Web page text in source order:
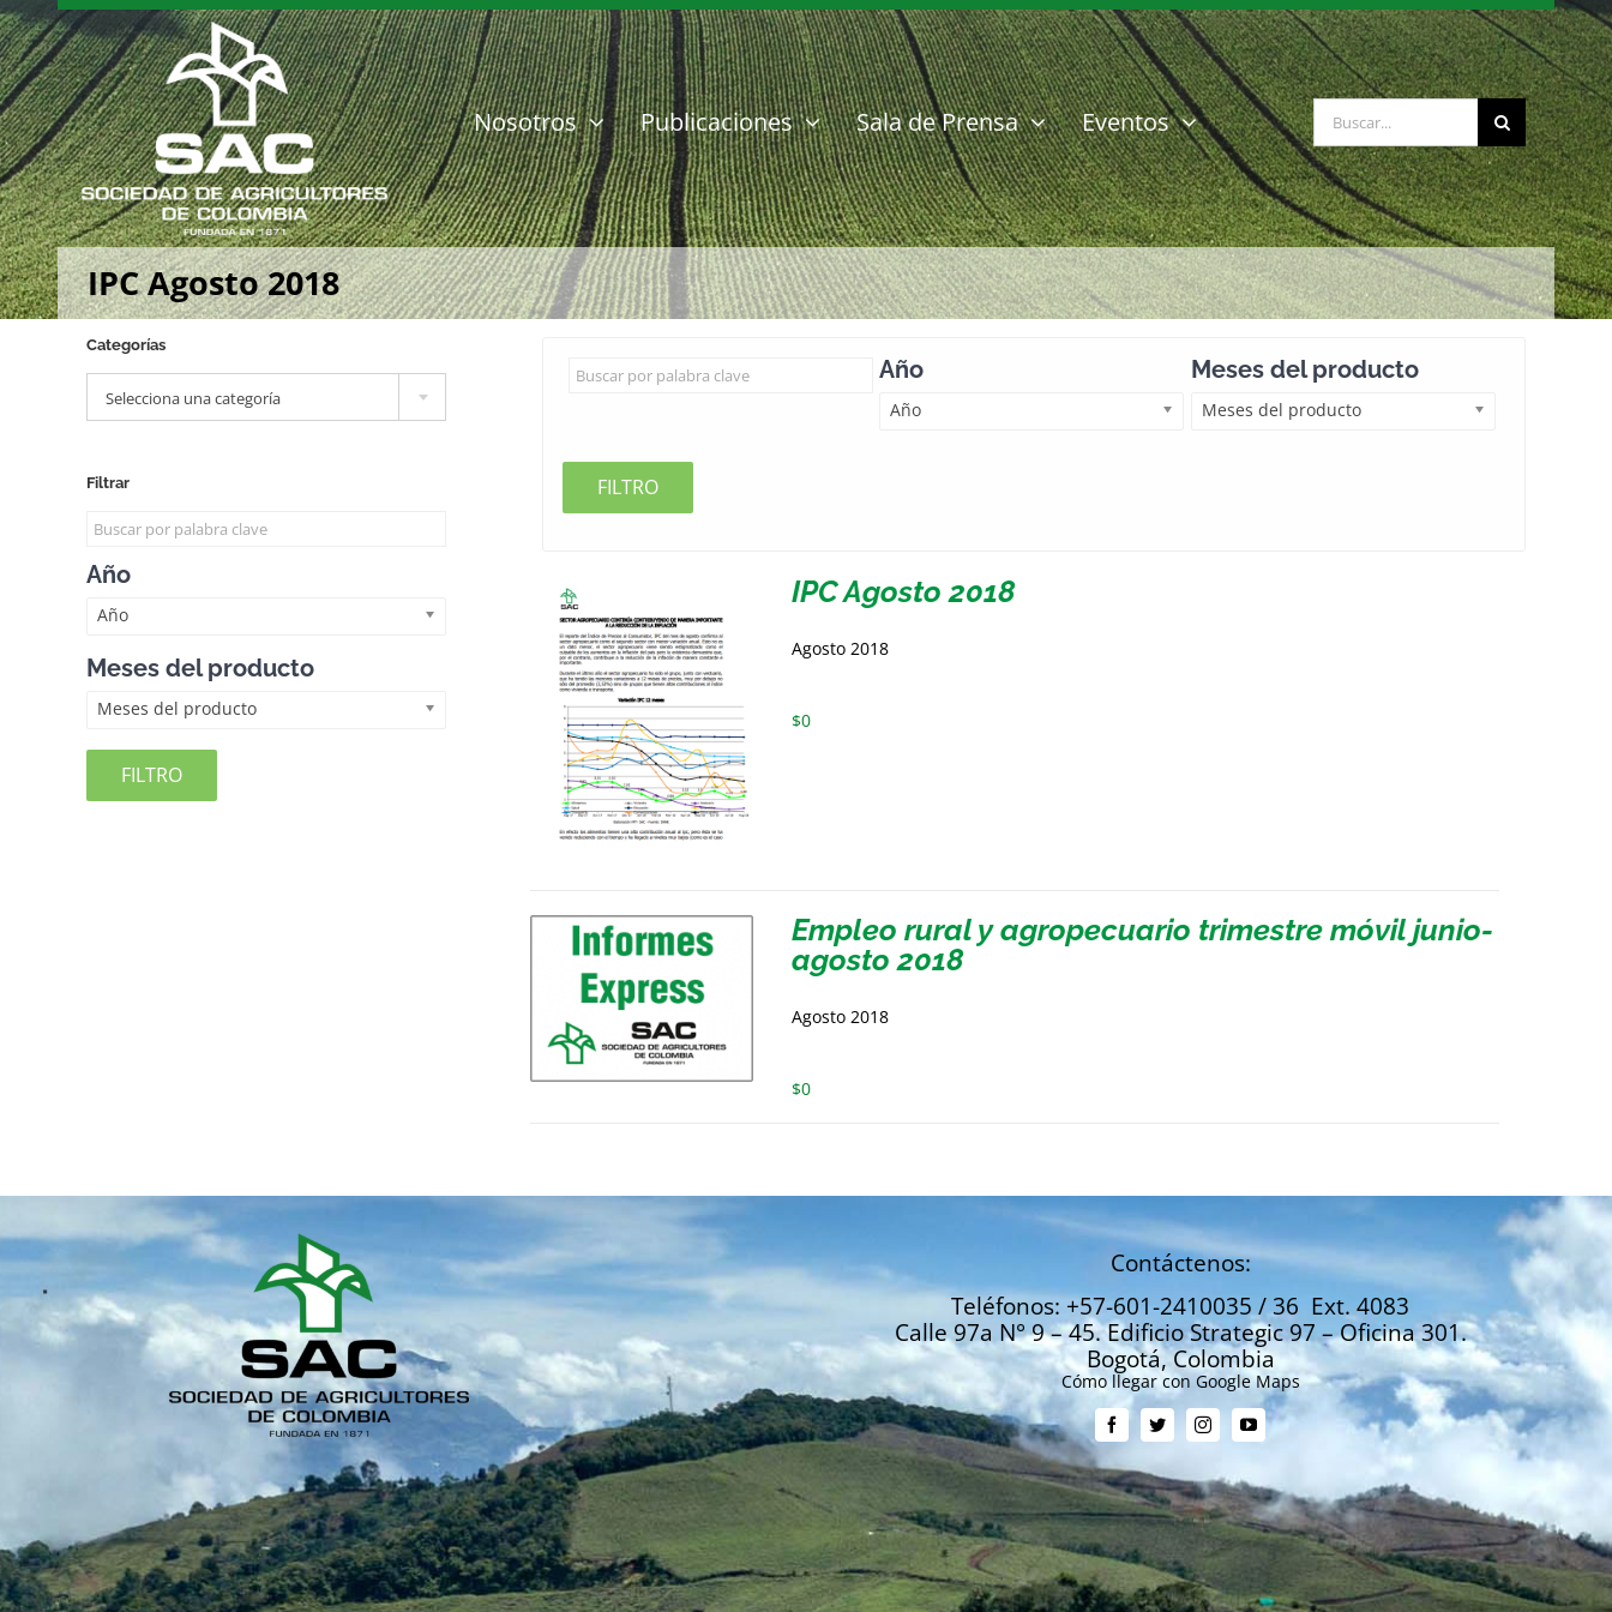
Saltar
al
contenido
Nosotros Publicaciones Sala de Prensa Eventos Buscar:
IPC Agosto 2018
Año
Año
Meses del producto
Meses del producto
FILTRO
IPC Agosto 2018
Agosto 2018
$0
Empleo rural y agropecuario trimestre móvil junio-
agosto 2018
Agosto 2018
$0
Categorías
Selecciona una categoría
Filtrar
Año
Año
Meses del producto
Meses del producto
FILTRO
Contáctenos:
Teléfonos: +57-601-2410035 / 36 Ext. 4083
Calle 97a N° 9 – 45. Edificio Strategic 97 – Oficina 301.
Bogotá, Colombia
Cómo llegar con Google Maps